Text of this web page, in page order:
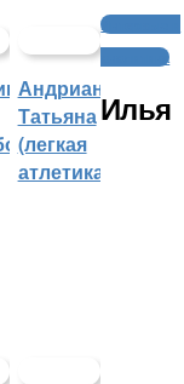
Андрианова
Татьяна
(легкая
атлетика)
Интервью и
аналитика
Илья